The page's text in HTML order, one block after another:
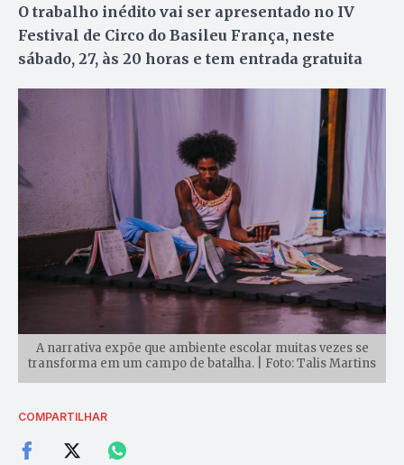
O trabalho inédito vai ser apresentado no IV
Festival de Circo do Basileu França, neste
sábado, 27, às 20 horas e tem entrada gratuita
A narrativa expõe que ambiente escolar muitas vezes se
transforma em um campo de batalha. | Foto: Talis Martins
COMPARTILHAR